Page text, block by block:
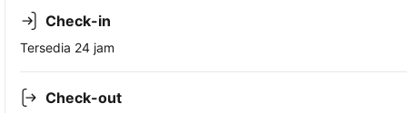
Check-in
Tersedia 24 jam
Check-out